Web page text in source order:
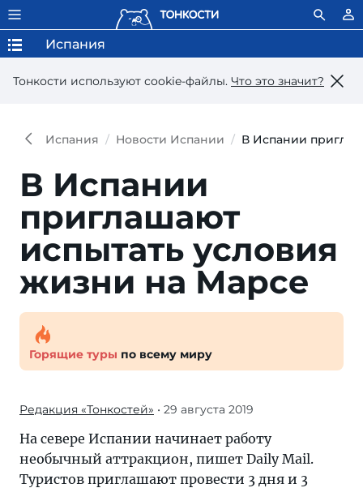
Тонкости используют сookie-файлы. Что это значит?
Испания
Испания Новости Испании В Испании
В Испании
приглашают
испытать условия
жизни на Марсе
Горящие туры по всему миру
Редакция «Тонкостей» • 29 августа 2019
На севере Испании начинает работу
необычный аттракцион, пишет Daily Mail.
Туристов приглашают провести 3 дня и 3